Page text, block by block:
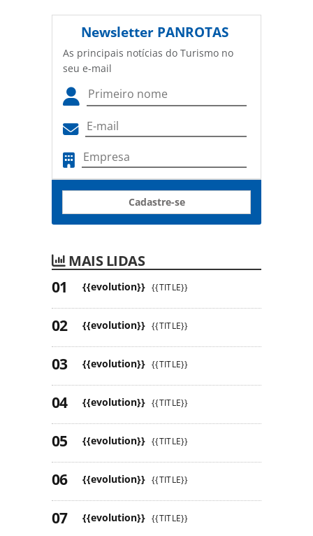
Newsletter PANROTAS
As principais notícias do Turismo no
seu e-mail
Cadastre-se
MAIS LIDAS
{{evolution}} {{TITLE}}
{{evolution}} {{TITLE}}
{{evolution}} {{TITLE}}
{{evolution}} {{TITLE}}
{{evolution}} {{TITLE}}
{{evolution}} {{TITLE}}
{{evolution}} {{TITLE}}